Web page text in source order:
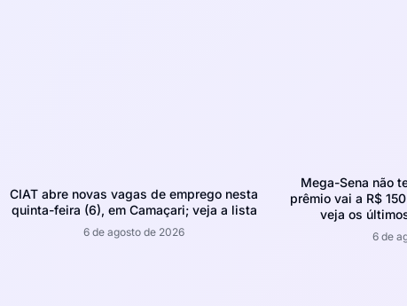
CIAT abre novas vagas de emprego nesta
quinta-feira (6), em Camaçari; veja a lista
6 de agosto de 2026
Mega-Sena não
prêmio vai a R$
veja os
6 de